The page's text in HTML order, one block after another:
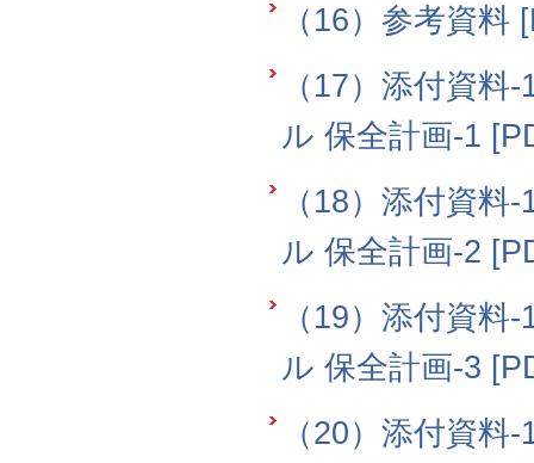
（16）参考資料
（17）添付資
ル 保全計画-1
（18）添付資
ル 保全計画-2
（19）添付資
ル 保全計画-3
（20）添付資